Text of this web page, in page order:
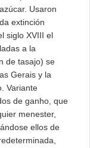
Usaron
extinción
siglo XVIII el
a la
de tasajo) se
Gerais y la
Variante
de ganho, que
menester,
ellos de